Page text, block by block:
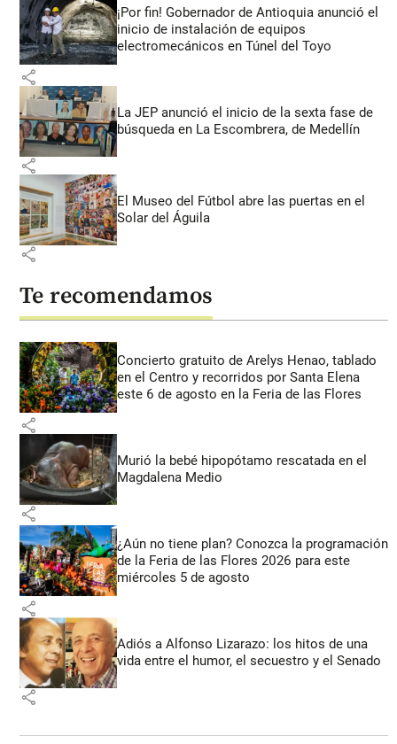
¡Por fin! Gobernador de Antioquia anunció el
inicio de instalación de equipos
electromecánicos en Túnel del Toyo
share
La JEP anunció el inicio de la sexta fase de
búsqueda en La Escombrera, de Medellín
share
El Museo del Fútbol abre las puertas en el
Solar del Águila
share
Te recomendamos
Concierto gratuito de Arelys Henao, tablado
en el Centro y recorridos por Santa Elena
este 6 de agosto en la Feria de las Flores
share
Murió la bebé hipopótamo rescatada en el
Magdalena Medio
share
¿Aún no tiene plan? Conozca la programación
de la Feria de las Flores 2026 para este
miércoles 5 de agosto
share
Adiós a Alfonso Lizarazo: los hitos de una
vida entre el humor, el secuestro y el Senado
share